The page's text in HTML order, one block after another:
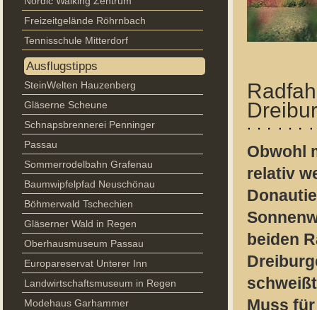
Freizeitgelände Röhrnbach
Tennisschule Mitterdorf
Ausflugstipps
SteinWelten Hauzenberg
Gläserne Scheune
Schnapsbrennerei Penninger
Passau
Sommerrodelbahn Grafenau
Baumwipfelpfad Neuschönau
Böhmerwald Tschechien
Gläserner Wald in Regen
Oberhausmuseum Passau
Europareservat Unterer Inn
Landwirtschaftsmuseum in Regen
Modehaus Garhammer
Obwohl
relativ
beiden
Muss